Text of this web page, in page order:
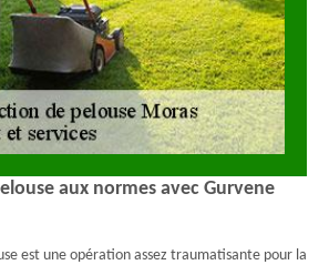
aux normes avec Gurvene
est une opération assez traumatisante pour la